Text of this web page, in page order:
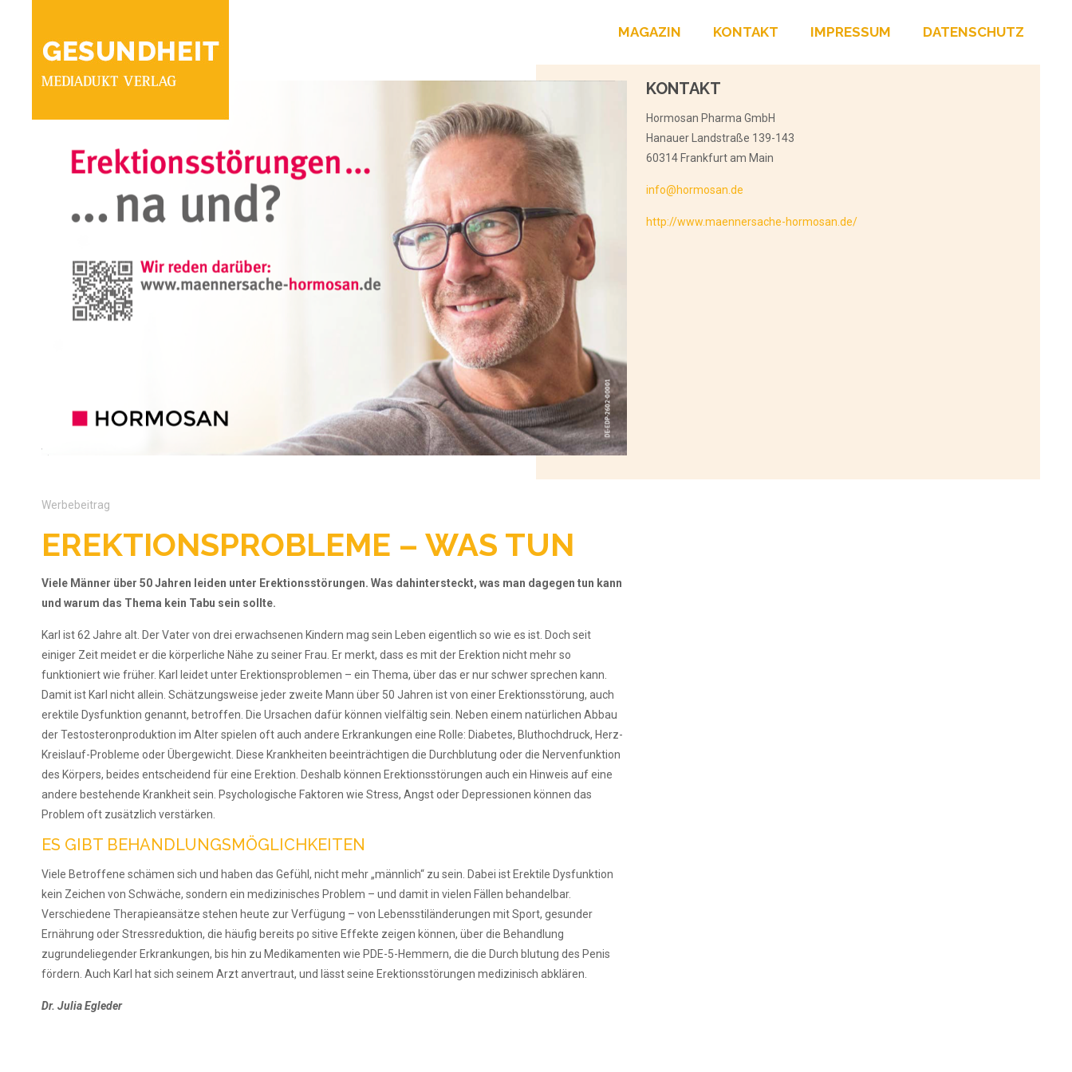
MAGAZIN KONTAKT IMPRESSUM DATENSCHUTZ
KONTAKT
Hormosan Pharma GmbH
Hanauer Landstraße 139-143
60314 Frankfurt am Main
info@hormosan.de
http://www.maennersache-hormosan.de/
Werbebeitrag
EREKTIONSPROBLEME – WAS TUN
Viele Männer über 50 Jahren leiden unter Erektionsstörungen. Was dahintersteckt, was man dagegen tun kann
und warum das Thema kein Tabu sein sollte.
Karl ist 62 Jahre alt. Der Vater von drei erwachsenen Kindern mag sein Leben eigentlich so wie es ist. Doch seit
einiger Zeit meidet er die körperliche Nähe zuseiner Frau. Er merkt, dass es mit der Erektion nicht mehr so
funktioniert wiefrüher. Karl leidet unter Erektionsproblemen – ein Thema, über das er nurschwer sprechen kann.
Damit ist Karlnicht allein. Schätzungsweise jeder zweite Mann über 50 Jahren ist voneiner Erektionsstörung, auch
erektile Dysfunktion genannt, betroffen. DieUrsachen dafür können vielfältig sein. Neben einem natürlichen Abbau
derTestosteronproduktion im Alter spielenoft auch andere Erkrankungen eine Rolle: Diabetes, Bluthochdruck, Herz-
Kreis lauf-Problemeoder Übergewicht. Diese Krankheiten beeinträchtigen die Durchblutungoder die Nervenfunktion
des Körpers, beides entscheidend für eine Erektion. Deshalb können Erektionsstörungenauch ein Hinweis auf eine
andere bestehende Krankheit sein. Psychologische Faktoren wie Stress, Angstoder Depressionen können das
Problemoft zusätzlich verstärken.
ES GIBT BEHANDLUNGSMÖGLICHKEITEN
Viele Betroffene schämen sich und habendas Gefühl, nicht mehr „männlich“ zu sein. Dabei ist Erektile Dysfunktion
kein Zeichenvon Schwäche, sondern ein medizinisches Problem – und damit in vielen Fällen behandelbar.
Verschiedene Therapieansätzestehen heute zur Verfügung – von
Lebensstiländerungen mit Sport, gesunder
Ernährung oder Stressreduktion, die häufig bereits po­ sitive Effekte zeigen können, über die Behandlung
zugrundeliegender Erkrankungen, bis hin zu Medikamenten wie PDE-5-Hemmern,die die Durch­ blutung des Penis
fördern.Auch Karl hat sich seinem Arzt anvertraut,und lässt seine Erektionsstörungenmedizinisch abklären.
Dr. Julia Egleder